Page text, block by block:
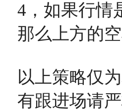
4，如果行情
那么上方的
以上策略仅
有跟进场请